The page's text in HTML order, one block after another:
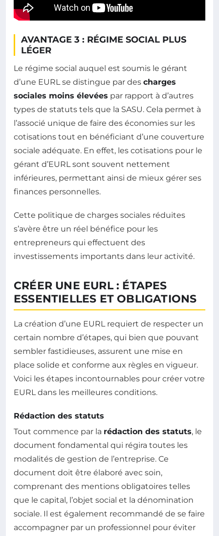
AVANTAGE 3 : RÉGIME SOCIAL PLUS
LÉGER
Le régime social auquel est soumis le gérant
d’une EURL se distingue par des charges
sociales moins élevées par rapport à d’autres
types de statuts tels que la SASU. Cela permet à
l’associé unique de faire des économies sur les
cotisations tout en bénéficiant d’une couverture
sociale adéquate. En effet, les cotisations pour le
gérant d’EURL sont souvent nettement
inférieures, permettant ainsi de mieux gérer ses
finances personnelles.
Cette politique de charges sociales réduites
s’avère être un réel bénéfice pour les
entrepreneurs qui effectuent des
investissements importants dans leur activité.
CRÉER UNE EURL : ÉTAPES
ESSENTIELLES ET OBLIGATIONS
La création d’une EURL requiert de respecter un
certain nombre d’étapes, qui bien que pouvant
sembler fastidieuses, assurent une mise en
place solide et conforme aux règles en vigueur.
Voici les étapes incontournables pour créer votre
EURL dans les meilleures conditions.
Rédaction des statuts
Tout commence par la rédaction des statuts, le
document fondamental qui régira toutes les
modalités de gestion de l’entreprise. Ce
document doit être élaboré avec soin,
comprenant des mentions obligatoires telles
que le capital, l’objet social et la dénomination
sociale. Il est également recommandé de se faire
accompagner par un professionnel pour éviter